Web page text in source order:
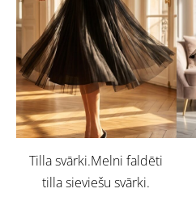
Tilla svārki.Melni faldēti
tilla sieviešu svārki.